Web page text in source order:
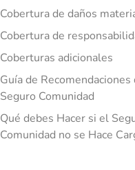
Cobertura de daños
Cobertura de
Coberturas adicionales
Guía de Recomendaciones
Seguro Comunidad
Qué debes Hacer si el
Comunidad no se Hace